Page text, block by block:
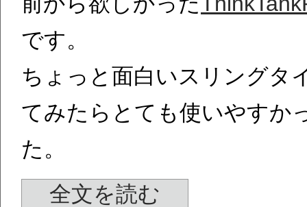
です。
ちょっと面白いスリングタ
てみたらとても使いやすか
た。
全文を読む